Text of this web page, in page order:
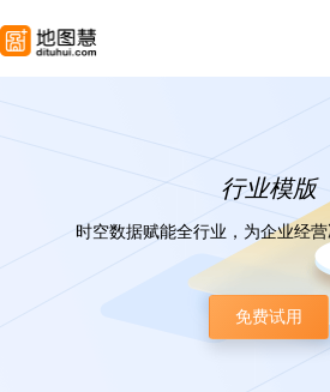
行业模版
时空数据赋能全行业，为企业经
免费试用